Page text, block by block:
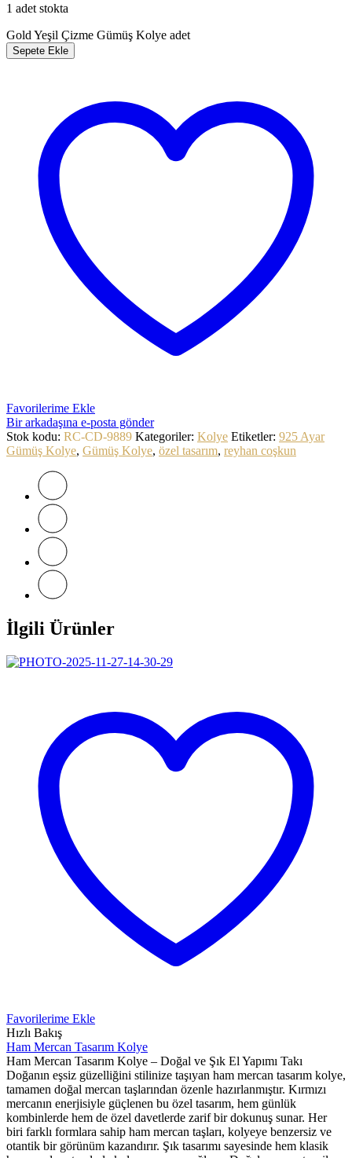
1 adet stokta
Gold Yeşil Çizme Gümüş Kolye adet
Sepete Ekle
Favorilerime Ekle
Bir arkadaşına e-posta gönder
Stok kodu: RC-CD-9889 Kategoriler: Kolye Etiketler: 925 Ayar
Gümüş Kolye, Gümüş Kolye, özel tasarım, reyhan coşkun
İlgili Ürünler
Favorilerime Ekle
Hızlı Bakış
Ham Mercan Tasarım Kolye
Ham Mercan Tasarım Kolye – Doğal ve Şık El Yapımı Takı
Doğanın eşsiz güzelliğini stilinize taşıyan ham mercan tasarım kolye,
tamamen doğal mercan taşlarından özenle hazırlanmıştır. Kırmızı
mercanın enerjisiyle güçlenen bu özel tasarım, hem günlük
kombinlerde hem de özel davetlerde zarif bir dokunuş sunar. Her
biri farklı formlara sahip ham mercan taşları, kolyeye benzersiz ve
otantik bir görünüm kazandırır. Şık tasarımı sayesinde hem klasik